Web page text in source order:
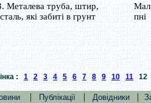
Металева труба, штир,
які забиті в грунт
пні
: 1 2 3 4 5 6 7 8 9 10 11
| Публікації | Довідники |